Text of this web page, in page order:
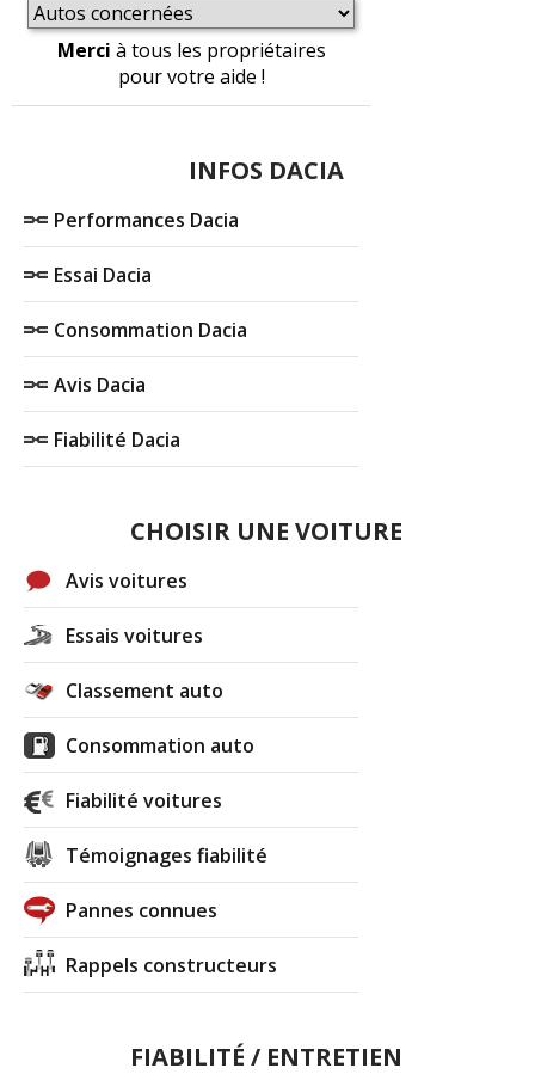
Merci à tous les propriétaires
pour votre aide !
INFOS DACIA
Performances Dacia
Essai Dacia
Consommation Dacia
Avis Dacia
Fiabilité Dacia
CHOISIR UNE VOITURE
Avis voitures
Essais voitures
Classement auto
Consommation auto
Fiabilité voitures
Témoignages fiabilité
Pannes connues
Rappels constructeurs
FIABILITÉ / ENTRETIEN